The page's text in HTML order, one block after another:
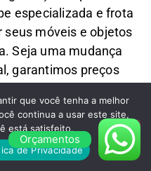
especializada e frota
móveis e objetos
. Seja uma mudança
, garantimos preços
tranquilidade!
Organização e
Negócio
Orçamentos
que você tenha a melhor
continua a usar este site,
está satisfeito.
de Privacidade